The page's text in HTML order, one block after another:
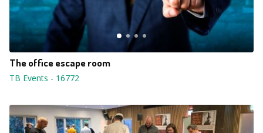
The office escape room
TB Events - 16772